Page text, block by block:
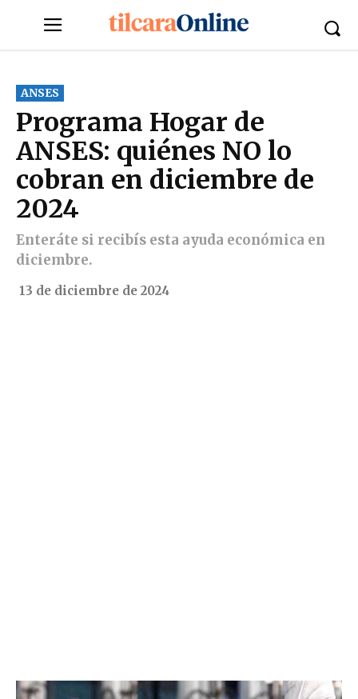
ANSES
Programa Hogar de
ANSES: quiénes NO lo
cobran en diciembre de
2024
Enteráte si recibís esta ayuda económica en
diciembre.
13 de diciembre de 2024